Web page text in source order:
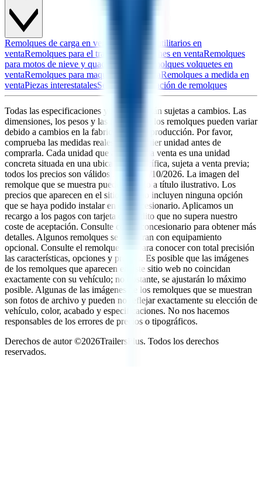
Remolques de carga en venta
Remolques utilitarios en
ventaRemolques para el transporte de coches en ventaRemolques
para motos de nieve y quads en venta
Remolques volquetes en
ventaRemolques para maquinaria en ventaRemolques a medida en
ventaPiezas interestatalesServicio y reparación de remolques
Todas las especificaciones y medidas están sujetas a cambios. Las
dimensiones, los pesos y las medidas de los remolques pueden variar
debido a cambios en la fabricación y la producción. Por favor,
comprueba las medidas reales de cualquier unidad antes de
comprarla. Cada unidad que aparece a la venta es una unidad
concreta situada en una ubicación específica, sujeta a venta previa;
todos los precios son válidos hasta el
08/10/2026. La imagen del
remolque que se muestra puede ser solo a título ilustrativo. Los
precios que aparecen en el sitio web no incluyen ninguna opción
que se haya podido instalar en el concesionario. Aplicamos un
recargo a los pagos con tarjeta de crédito que no supera nuestro
coste de aceptación. Consulte con el concesionario para obtener más
detalles. Algunos remolques se muestran con equipamiento
opcional. Consulte el remolque real para conocer con total precisión
las características, opciones y precios. Es posible que las imágenes
de los remolques que aparecen en este sitio web no coincidan
exactamente con su vehículo; no obstante, se ajustarán lo máximo
posible. Algunas de las imágenes de los remolques que se muestran
son fotos de archivo y pueden no reflejar exactamente su elección de
vehículo, color, acabado y especificaciones. No nos hacemos
responsables de los errores de precios o tipográficos.
Derechos de autor ©2026TrailersPlus. Todos los derechos
reservados.